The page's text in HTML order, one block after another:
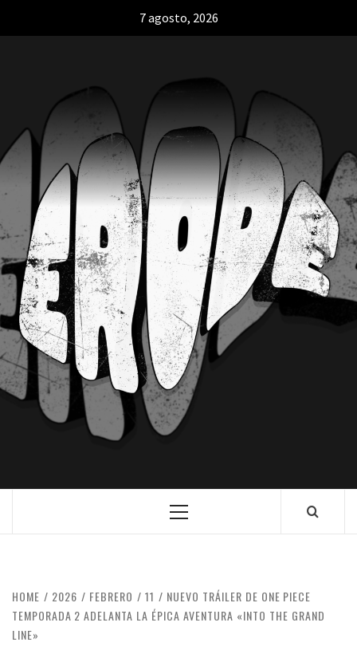
7 agosto, 2026
HOME 2026 FEBRERO 11
NUEVO TRÁILER DE ONE PIECE
TEMPORADA 2 ADELANTA LA ÉPICA AVENTURA «INTO THE GRAND
LINE»